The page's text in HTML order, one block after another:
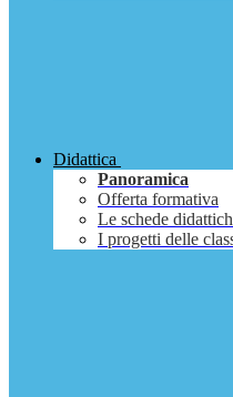
Didattica
Panoramica
Offerta formativa
Le schede
I progetti delle